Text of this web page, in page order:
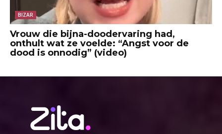
BIZAR
Vrouw die bijna-doodervaring had,
onthult wat ze voelde: “Angst voor de
dood is onnodig” (video)